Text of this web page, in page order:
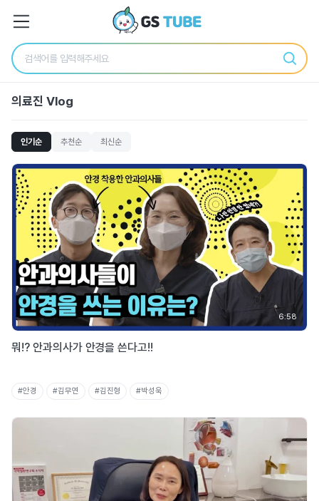
의료진 Vlog
인기순 추천순 최신순
6:58
뭐!? 안과의사가 안경을 쓴다고!!
#안경 #김무연 #김진형 #박성욱